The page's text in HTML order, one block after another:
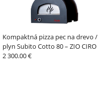
Kompaktná pizza pec na drevo /
plyn Subito Cotto 80 – ZIO CIRO
2 300.00 €